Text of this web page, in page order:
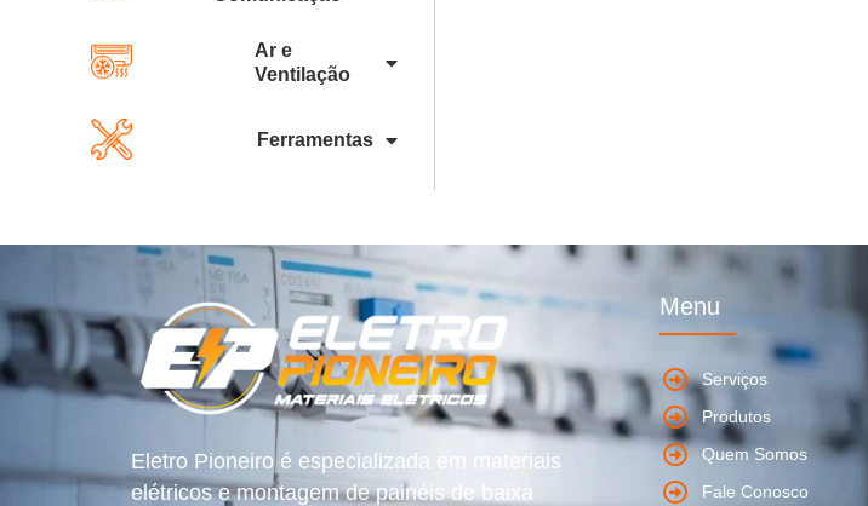
Ar e
Ventilação
Ferramentas
Eletro Pioneiro é especializada em materiais
elétricos e montagem de painéis de baixa
Menu
Serviços
Produtos
Quem Somos
Fale Conosco